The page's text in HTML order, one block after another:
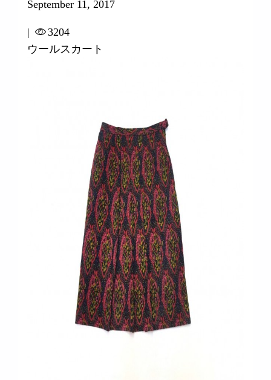
September 11, 2017
|
3204
ウールスカート